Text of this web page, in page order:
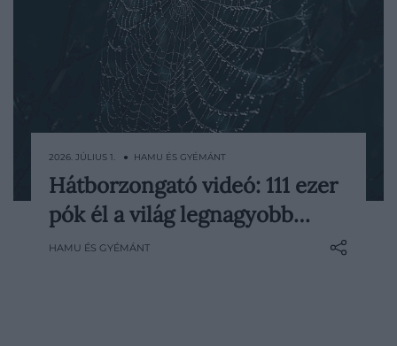
Egy kénszagú, teljes sötétségbe
burkolózó barlangban olyan pókhálóra
bukkantak a kutatók, amely inkább tűnik
2026. JÚLIUS 1. ● HAMU ÉS GYÉMÁNT
Hátborzongató videó: 111 ezer
pók él a világ legnagyobb…
HAMU ÉS GYÉMÁNT